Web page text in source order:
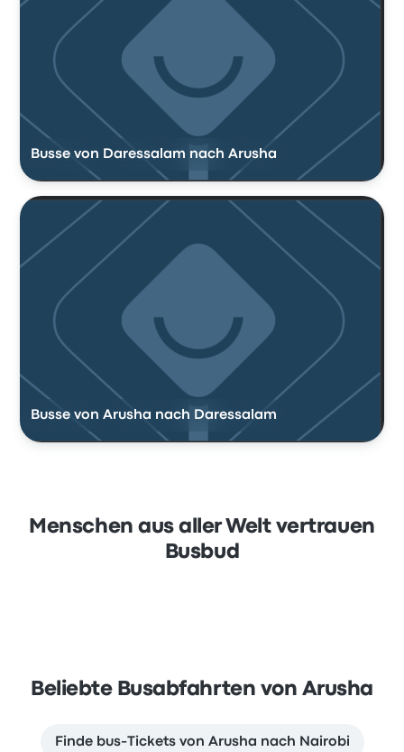
Busse von Daressalam nach Arusha
Busse von Arusha nach Daressalam
Menschen aus aller Welt vertrauen
Busbud
Beliebte Busabfahrten von Arusha
Finde bus-Tickets von Arusha nach Nairobi